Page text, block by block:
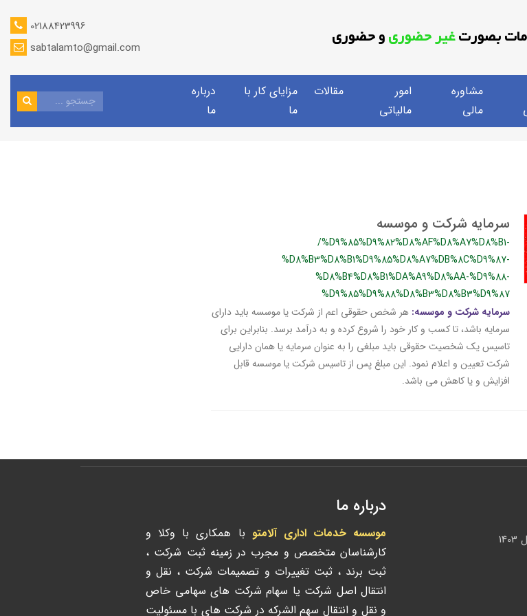
بصورتغیر حضوریو حضوری
02188423996
sabtalamto@gmail.com
مشاوره
مالی
امور
مالیاتی
مقالات
مزایای کار با
ما
درباره
ما
سرمایه شرکت و موسسه
/%D9%85%D9%82%D8%AF%D8%A7%D8%B1-
%D8%B3%D8%B1%D9%85%D8%A7%DB%8C%D9%87-
%D8%B4%D8%B1%DA%A9%D8%AA-%D9%88-
%D9%85%D9%88%D8%B3%D8%B3%D9%87
سرمایه شرکت و موسسه: هر شخص حقوقی اعم از شرکت یا موسسه باید دارای
سرمایه باشد، تا کسب و کار خود را شروع کرده و به درآمد برسد. بنابراین برای
تاسیس یک شخصیت حقوقی باید مبلغی را به عنوان سرمایه یا همان دارایی
شرکت تعیین و اعلام نمود. این مبلغ پس از تاسیس شرکت یا موسسه قابل
افزایش و یا کاهش می باشد.
درباره ما
موسسه خدمات اداری آلامتو با همکاری با وکلا و
کارشناسان متخصص و مجرب در زمینه ثبت شرکت ،
ثبت برند ، ثبت تغییرات و تصمیمات شرکت ، نقل و
انتقال اصل شرکت یا سهام شرکت های سهامی خاص
و نقل و انتقال سهم الشرکه در شرکت های با مسئولیت